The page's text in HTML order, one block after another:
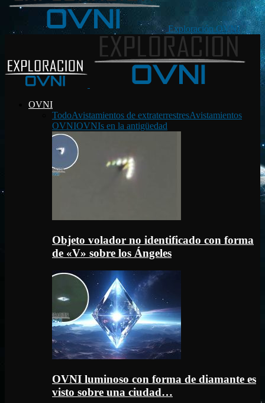
Exploración OVNI
OVNI
TodoAvistamientos de extraterrestresAvistamientos
OVNIOVNIs en la antigüedad
Objeto volador no identificado con forma
de «V» sobre los Ángeles
OVNI luminoso con forma de diamante es
visto sobre una ciudad…